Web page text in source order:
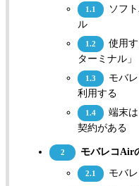
1.1
ソフ
ル
1.2
使用
ターミナル」
1.3
モバ
利用する
1.4
端末
契約がある
2 モバレコAir
2.1 モバ